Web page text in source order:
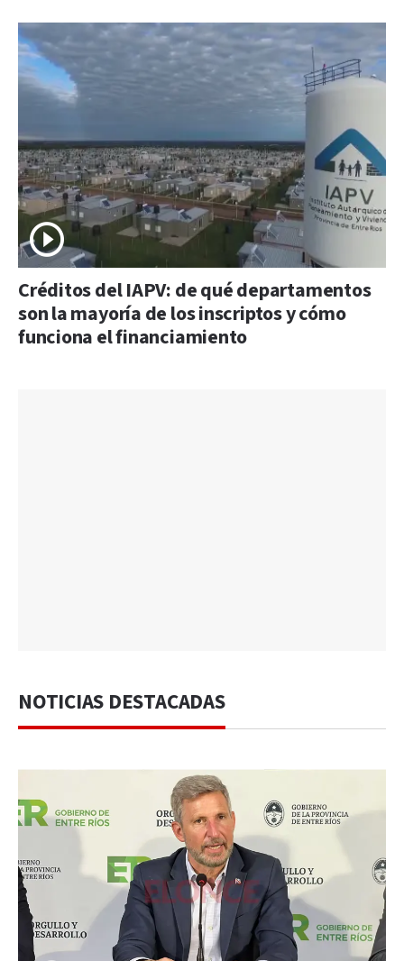
Créditos del IAPV: de qué departamentos
son la mayoría de los inscriptos y cómo
funciona el financiamiento
NOTICIAS DESTACADAS